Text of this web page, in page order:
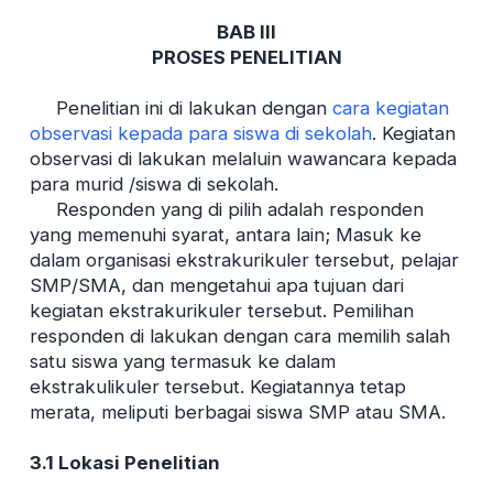
BAB III
PROSES PENELITIAN
Penelitian ini di lakukan dengan cara kegiatan
observasi kepada para siswa di sekolah. Kegiatan
observasi di lakukan melaluin wawancara kepada
para murid /siswa di sekolah.
Responden yang di pilih adalah responden
yang memenuhi syarat, antara lain; Masuk ke
dalam organisasi ekstrakurikuler tersebut, pelajar
SMP/SMA, dan mengetahui apa tujuan dari
kegiatan ekstrakurikuler tersebut. Pemilihan
responden di lakukan dengan cara memilih salah
satu siswa yang termasuk ke dalam
ekstrakulikuler tersebut. Kegiatannya tetap
merata, meliputi berbagai siswa SMP atau SMA.
3.1 Lokasi Penelitian